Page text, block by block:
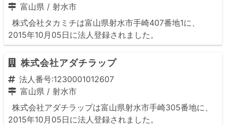
富山県 / 射水市
株式会社タカミチは富山県射水市手崎407番地1に、
2015年10月05日に法人登録されました。
株式会社アダチラップ
法人番号:1230001012607
富山県 / 射水市
株式会社アダチラップは富山県射水市手崎305番地に、
2015年10月05日に法人登録されました。